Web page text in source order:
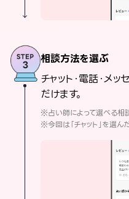
相談方法を選ぶ
チャット・電話・メ
だけます。
※占い師によって選べる相
※今回は「チャット」を選